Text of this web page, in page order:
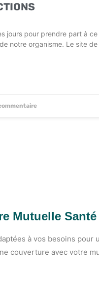
jours pour prendre part à
notre organisme. Le site
Mutuelle
à vos besoins
couverture avec votre